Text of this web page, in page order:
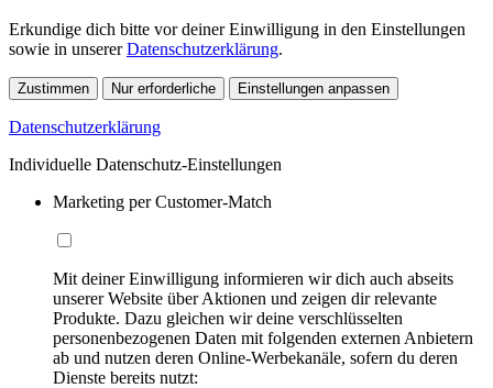
Erkundige dich bitte vor deiner Einwilligung in den Einstellungen
sowie in unsererDatenschutzerklärung.
Zustimmen Nur erforderliche Einstellungen anpassen
Datenschutzerklärung
Individuelle Datenschutz-Einstellungen
Marketing per Customer-Match
Mit deiner Einwilligung informieren wir dich auch abseits
unserer Website über Aktionen und zeigen dir relevante
Produkte. Dazu gleichen wir deine verschlüsselten
personenbezogenen Daten mit folgenden externen Anbietern
ab und nutzen deren Online-Werbekanäle, sofern du deren
Dienste bereits nutzt: